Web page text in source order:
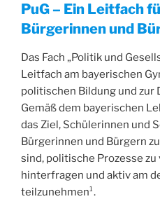
PuG – Ein Leitfach
Bürgerinnen und
Das Fach „Politik und
Leitfach am bayerischen
politischen Bildung und zur
Gemäß dem bayerischen
das Ziel, Schülerinnen und
Bürgerinnen und Bürgern
sind, politische Prozesse
hinterfragen und aktiv am
teilzunehmen¹.